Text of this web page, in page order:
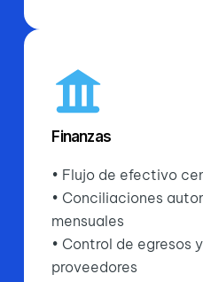
Finanzas
• Flujo de efectivo
• Conciliaciones
mensuales
• Control de egresos
proveedores